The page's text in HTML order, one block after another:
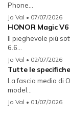
Phone...
Jo Val • 07/07/2026
HONOR Magic
Il pieghevole più
6.6...
Jo Val • 02/07/2026
Tutte le
La fascia media di
model...
Jo Val • 01/07/2026